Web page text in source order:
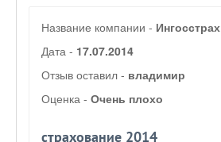
Название компании - Ингосстрах
Дата - 17.07.2014
Отзыв оставил - владимир
Оценка - Очень плохо
страхование 2014